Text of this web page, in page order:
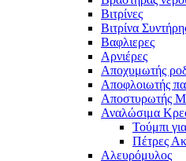
Βιτρίνες
Βιτρίνα
Βαφλιερες
Αρνιέρες
Αποχυμωτής
Αποφλοιωτής
Αποστυρωτής
Αναλώσιμα
Τούμπι
Πέτρες
Αλευρόμυλος